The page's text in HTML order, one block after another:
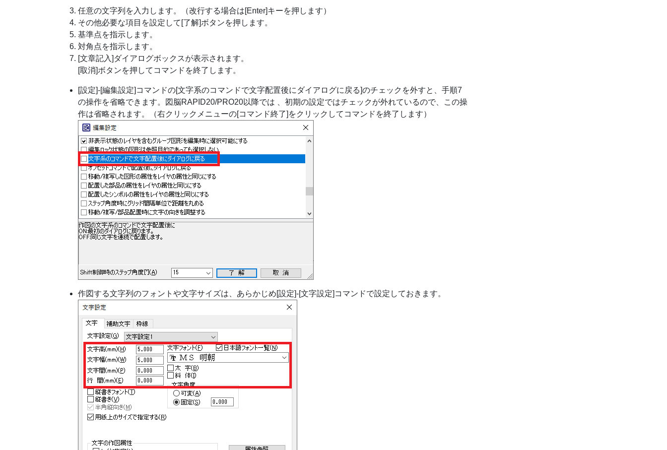
任意の文字列を入力します。（改行する場合は[Enter]キーを押します）
その他必要な項目を設定して[了解]ボタンを押します。
基準点を指示します。
対角点を指示します。
[文章記入]ダイアログボックスが表示されます。
[取消]ボタンを押してコマンドを終了します。
[設定]-[編集設定]コマンドの[文字系のコマンドで文字配置後にダイアログに戻る]のチェックを外すと、手順7
の操作を省略できます。図脳RAPID20/PRO20以降では 、初期の設定ではチェックが外れているので、この操
作は省略されます。（右クリックメニューの[コマンド終了]をクリックしてコマンドを終了します）
作図する文字列のフォントや文字サイズは、あらかじめ[設定]-[文字設定]コマンドで設定しておきます。